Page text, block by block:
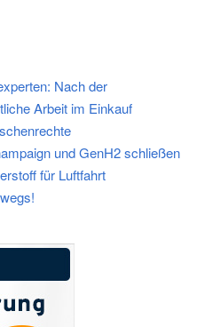
Nach der
Arbeit im Einkauf
und GenH2 schließen
für Luftfahrt